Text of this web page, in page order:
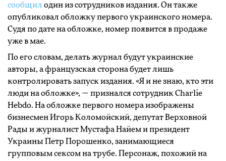
сообщил один из сотрудников издания. Он также
опубликовал обложку первого украинского номера.
Судя по дате на обложке, номер появится в продаже
уже в мае.
По его словам, делать журнал будут украинские
авторы, а французская сторона будет лишь
контролировать запуск издания. «Я и не знаю, кто эти
люди на обложке», — признался сотрудник Charlie
Hebdo. На обложке первого номера изображены
бизнесмен Игорь Коломойский, депутат Верховной
Рады и журналист Мустафа Найем и президент
Украины Петр Порошенко, занимающиеся
групповым сексом на трубе. Персонаж, похожий на